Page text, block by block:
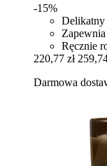
-15%
Delikatny
Ręcznie
220,77 zł
Darmowa